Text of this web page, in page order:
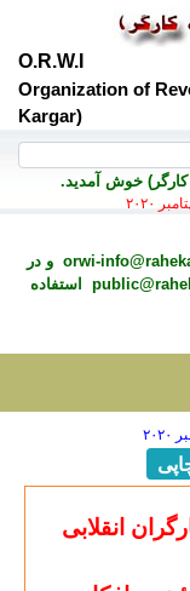
O.R.W.I
Organization of
Kargar)
کارگر) خوش آمديد.
orwi- و در
استفاده
انقلابی